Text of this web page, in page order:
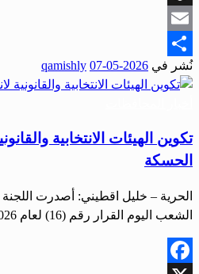
Snapchat
Email
Share
نُشر في 2026-05-07
qamishly
تكوين الهيئات الانتخابية
الحسكة
الحرية – خليل اقطيني: أصدرت اللجنة
الشعب اليوم القرار رقم (16) لعام 2026…